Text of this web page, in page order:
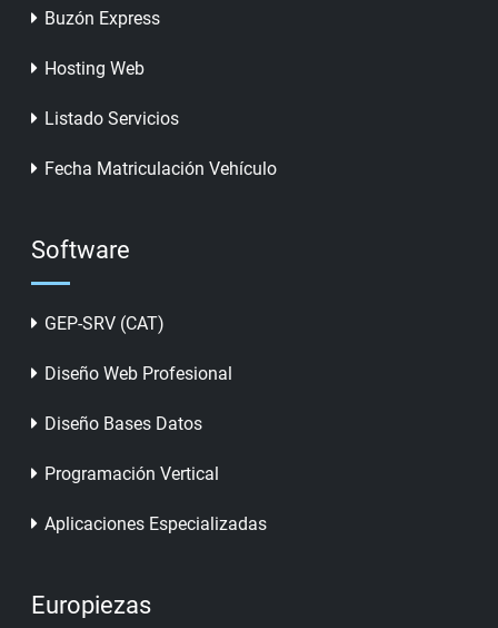
Buzón Express
Hosting Web
Listado Servicios
Fecha Matriculación Vehículo
Software
GEP-SRV (CAT)
Diseño Web Profesional
Diseño Bases Datos
Programación Vertical
Aplicaciones Especializadas
Europiezas